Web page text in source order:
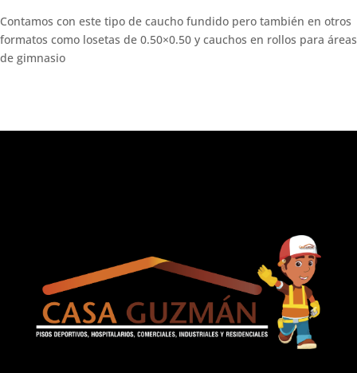
Contamos con este tipo de caucho fundido pero también en otros
formatos como losetas de 0.50×0.50 y cauchos en rollos para áreas
de gimnasio